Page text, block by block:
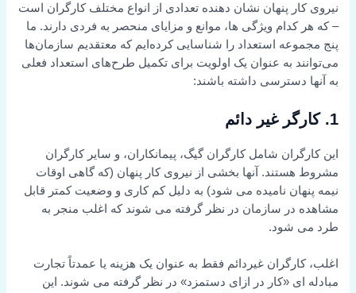
نیروی کار پنهان نشان دهنده تعدادی از انواع مختلف کارگران است
– که هر کدام ویژگی ها، موانع و مزایای منحصر به فردی دارند. ما
پنج مجموعه استعداد را شناسایی کرده‌ایم که معتقدیم سازمان‌ها
می‌توانند به عنوان یک اولویت برای تکمیل طرح‌های استعداد فعلی
به آنها دسترسی داشته باشند:
1. کارگر غیر دائم
این کارگران شامل کارگران گیگ، پیمانکاران، و سایر کارگران
مشروط هستند. آنها بخشی از نیروی کار پنهان (که گاهی اوقات
نیمه پنهان نامیده می شود) به دلیل کم کاری و وضعیت کمتر قابل
مشاهده در سازمان در نظر گرفته می شوند که اغلب منجر به
طرد می شود.
اغلب، کارگران غیردائم فقط به عنوان یک هزینه یا عمدتاً تجارت
مبادله ای «کار در ازای دستمزد» در نظر گرفته می شوند. این